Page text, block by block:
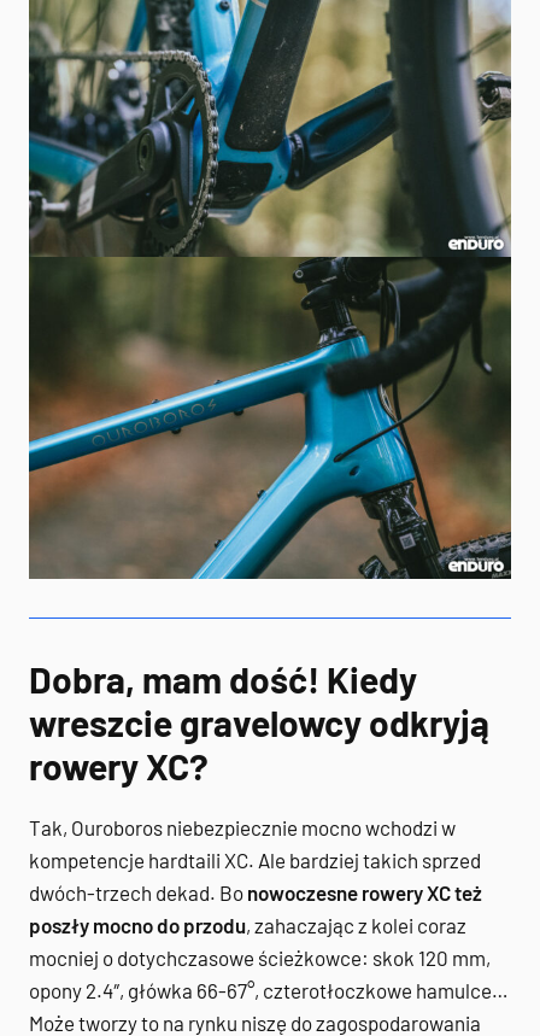
Dobra, mam dość! Kiedy
wreszcie gravelowcy odkryją
rowery XC?
Tak, Ouroboros niebezpiecznie mocno wchodzi w
kompetencje hardtaili XC. Ale bardziej takich sprzed
dwóch-trzech dekad. Bo nowoczesne rowery XC też
poszły mocno do przodu, zahaczając z kolei coraz
mocniej o dotychczasowe ścieżkowce: skok 120 mm,
opony 2.4″, główka 66-67°, czterotłoczkowe hamulce…
Może tworzy to na rynku niszę do zagospodarowania